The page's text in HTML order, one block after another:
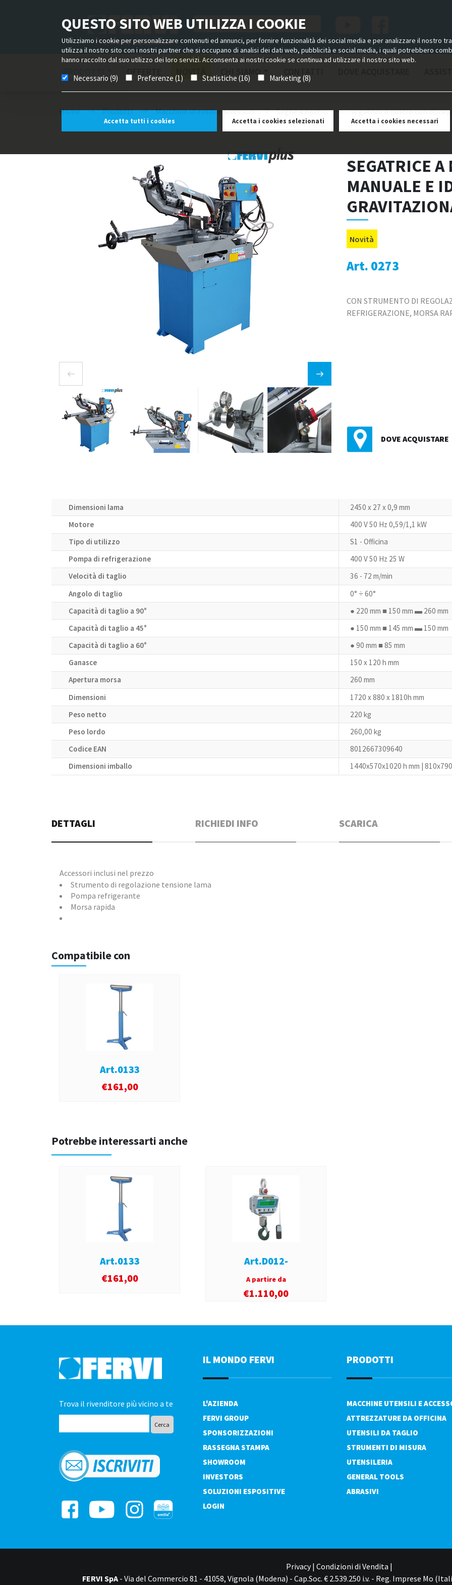
QUESTO SITO WEB UTILIZZA I COOKIE
Utilizziamo i cookie per personalizzare contenuti ed annunci, per fornire funzionalità dei social media e per analizzare il nostro
utilizza il nostro sito con i nostri partner che si occupano di analisi dei dati web, pubblicità e social media, i quali potrebbero
hanno raccolto dal suo utilizzo dei loro servizi. Acconsenta ai nostri cookie se continua ad utilizzare il nostro sito web.
Necessario (9) Preferenze (1) Statistiche (16) Marketing (8)
Accetta tutti i cookies Accetta i cookies selezionati Accetta i cookies necessari
PRODOTTI OFFERTE NOVITÀ CHI SIAMO
Home Prodotti Macchine utensili e accessori Seghe a nastro segatrice a nastro con
SEGATRICE
MANUALE E
Novità
Art. 0273
CON STRUMENTO DI
REFRIGERAZIONE, MORSA
DOVE ACQUISTARE
Dimensioni lama
2450 x 27 x 0,9 mm
Motore
400 V 50 Hz 0,59/1,1 kW
Tipo di utilizzo
S1 - Officina
Pompa di refrigerazione
400 V 50 Hz 25 W
Velocità di taglio
36 - 72 m/min
Angolo di taglio
0° ÷ 60°
Capacità di taglio a 90°
● 220 mm ■ 150 mm ▬ 260 mm
Capacità di taglio a 45°
● 150 mm ■ 145 mm ▬ 150 mm
Capacità di taglio a 60°
● 90 mm ■ 85 mm
Ganasce
150 x 120 h mm
Apertura morsa
260 mm
Dimensioni
1720 x 880 x 1810h mm
Peso netto
220 kg
Peso lordo
260,00 kg
Codice EAN
8012667309640
Dimensioni imballo
1440x570x1020 h mm |
DETTAGLI RICHIEDI INFO SCARICA
Accessori inclusi nel prezzo
Strumento di regolazione tensione lama
Pompa refrigerante
Morsa rapida
Compatibile con
Art.0133
€161,00
Potrebbe interessarti anche
Art.0133
€161,00
Art.D012-
A partire da
€1.110,00
Trova il rivenditore più vicino a te
IL MONDO FERVI
L'AZIENDA
FERVI GROUP
SPONSORIZZAZIONI
RASSEGNA STAMPA
SHOWROOM
INVESTORS
SOLUZIONI ESPOSITIVE
LOGIN
PRODOTTI
MACCHINE UTENSILI E
ATTREZZATURE DA OFFICINA
UTENSILI DA TAGLIO
STRUMENTI DI MISURA
UTENSILERIA
GENERAL TOOLS
ABRASIVI
Privacy| Condizioni di Vendita |
FERVI SpA- Via del Commercio 81 - 41058, Vignola (Modena) - Cap.Soc. € 2.539.250 i.v. - Reg. Imprese Mo